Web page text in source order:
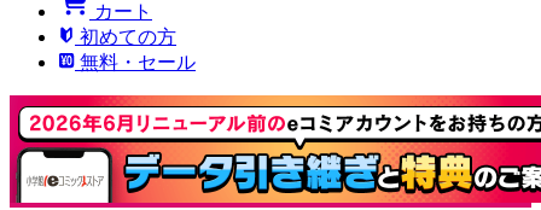
カート
初めての方
無料・セール